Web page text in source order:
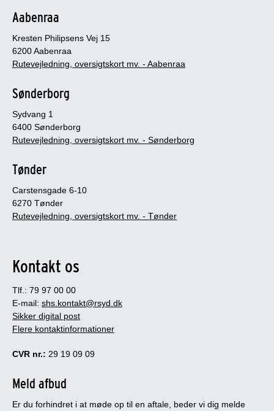
Aabenraa
Kresten Philipsens Vej 15
6200 Aabenraa
Rutevejledning, oversigtskort mv. - Aabenraa
Sønderborg
Sydvang 1
6400 Sønderborg
Rutevejledning, oversigtskort mv. - Sønderborg
Tønder
Carstensgade 6-10
6270 Tønder
Rutevejledning, oversigtskort mv. - Tønder
Kontakt os
Tlf.: 79 97 00 00
E-mail: shs.kontakt@rsyd.dk
Sikker digital post
Flere kontaktinformationer
CVR nr.: 29 19 09 09
Meld afbud
Er du forhindret i at møde op til en aftale, beder vi dig melde